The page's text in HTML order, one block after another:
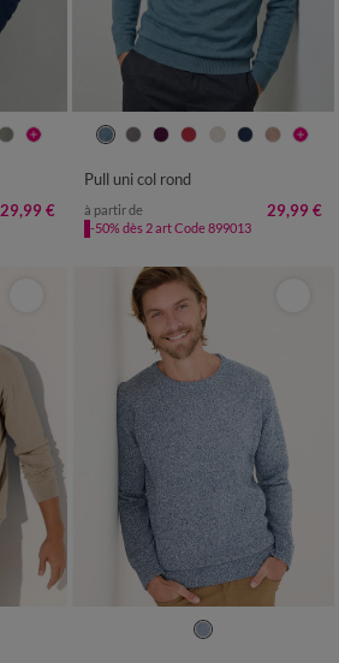
4XL
29,99 €
S M L XL XXL 3XL 4XL
Pull uni col rond
à partir de 29,99 €
-50% dès 2 art Code 899013
XXL 3XL